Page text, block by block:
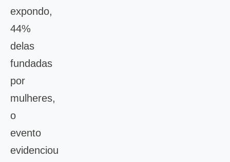
expondo,
44%
delas
fundadas
por
mulheres,
o
evento
evidenciou